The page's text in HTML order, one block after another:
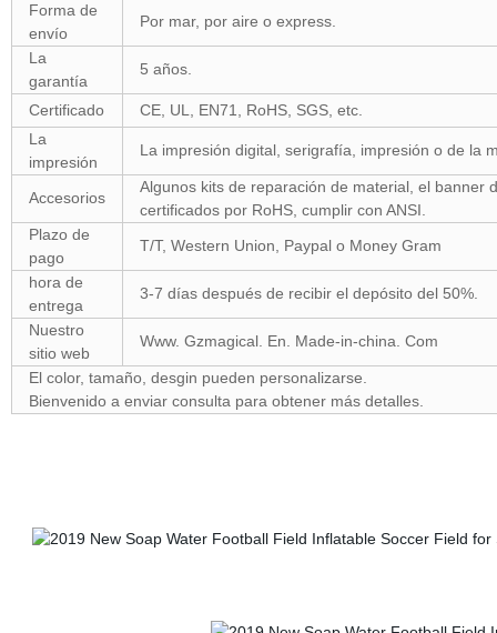
Forma de
envío
Por mar, por aire o express.
La
garantía
5 años.
Certificado
CE, UL, EN71, RoHS, SGS, etc.
La
impresión
La impresión digital, serigrafía, impresión o de la
Accesorios
Algunos kits de reparación de material, el banner
certificados por RoHS, cumplir con ANSI.
Plazo de
pago
T/T, Western Union, Paypal o Money Gram
hora de
entrega
3-7 días después de recibir el depósito del 50%.
Nuestro
sitio web
Www. Gzmagical. En. Made-in-china. Com
El color, tamaño, desgin pueden personalizarse.
Bienvenido a enviar consulta para obtener más detalles.